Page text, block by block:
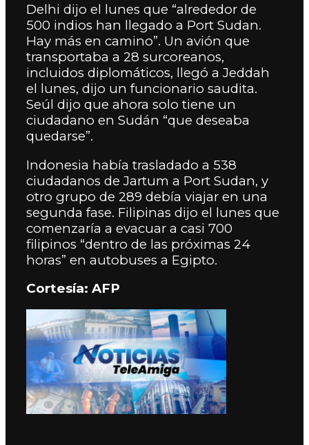
Delhi dijo el lunes que “alrededor de
500 indios han llegado a Port Sudan.
Hay más en camino”. Un avión que
transportaba a 28 surcoreanos,
incluidos diplomáticos, llegó a Jeddah
el lunes, dijo un funcionario saudita.
Seúl dijo que ahora solo tiene un
ciudadano en Sudán “que deseaba
quedarse”.
Indonesia había trasladado a 538
ciudadanos de Jartum a Port Sudan, y
otro grupo de 289 debía viajar en una
segunda fase. Filipinas dijo el lunes que
comenzaría a evacuar a casi 700
filipinos “dentro de las próximas 24
horas” en autobuses a Egipto.
Cortesía: AFP